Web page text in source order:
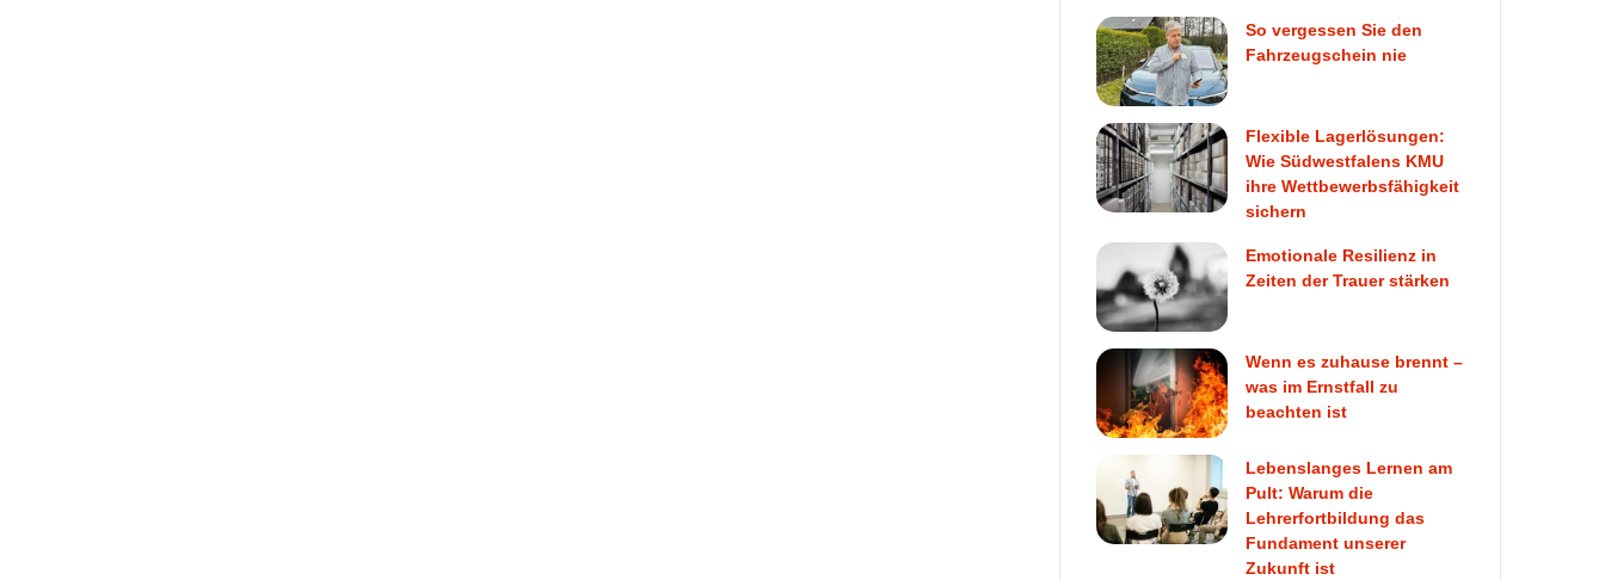
So vergessen Sie den
Fahrzeugschein nie
Flexible Lagerlösungen:
Wie Südwestfalens KMU
ihre Wettbewerbsfähigkeit
sichern
Emotionale Resilienz in
Zeiten der Trauer stärken
Wenn es zuhause brennt –
was im Ernstfall zu
beachten ist
Lebenslanges Lernen am
Pult: Warum die
Lehrerfortbildung das
Fundament unserer
Zukunft ist